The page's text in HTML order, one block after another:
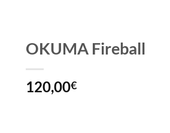
OKUMA Fireball
120,00€